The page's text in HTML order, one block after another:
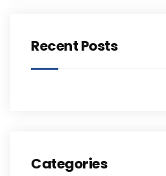
Recent Posts
Categories